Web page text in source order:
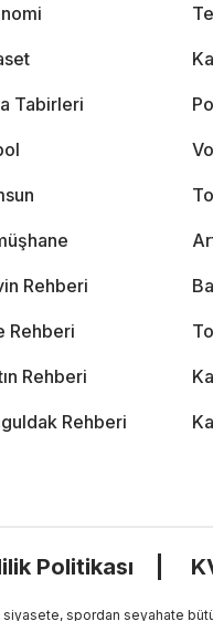
Tabirleri
Rehberi
Rehberi
Rehberi
Rehberi
Politikası
spordan seyahate